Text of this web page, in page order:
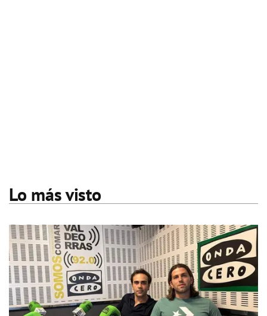
Lo más visto